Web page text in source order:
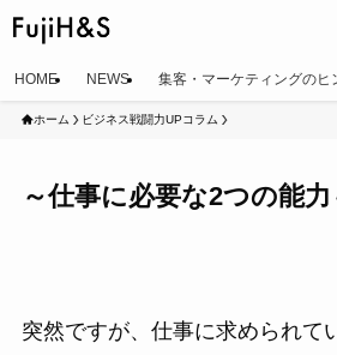
HOME NEWS 集客・マーケティングのヒ
ホーム ビジネス戦闘力UPコラム
～仕事に必要な2つの能力
突然ですが、仕事に求められて